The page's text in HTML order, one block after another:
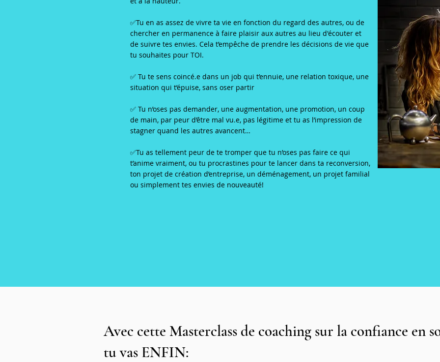
✅Tu en as assez de vivre ta vie en fonction du regard des autres, ou de
chercher en permanence à faire plaisir aux autres au lieu d'écouter et
de suivre tes envies. Cela t’empêche de prendre les décisions de vie que
tu souhaites pour TOI.
✅ Tu te sens coincé.e dans un job qui t’ennuie, une relation toxique, une
situation qui t’épuise, sans oser partir
✅ Tu n’oses pas demander, une augmentation, une promotion, un coup
de main, par peur d’être mal vu.e, pas légitime et tu as l’impression de
stagner quand les autres avancent…
✅Tu as tellement peur de te tromper que tu n’oses pas faire ce qui
t’anime vraiment, ou tu procrastines pour te lancer dans ta reconversion,
ton projet de création d’entreprise, un déménagement, un projet familial
ou simplement tes envies de nouveauté!
Avec cette Masterclass de coaching sur la confiance en
tu vas ENFIN: